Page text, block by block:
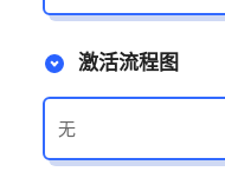
激活流程图
无